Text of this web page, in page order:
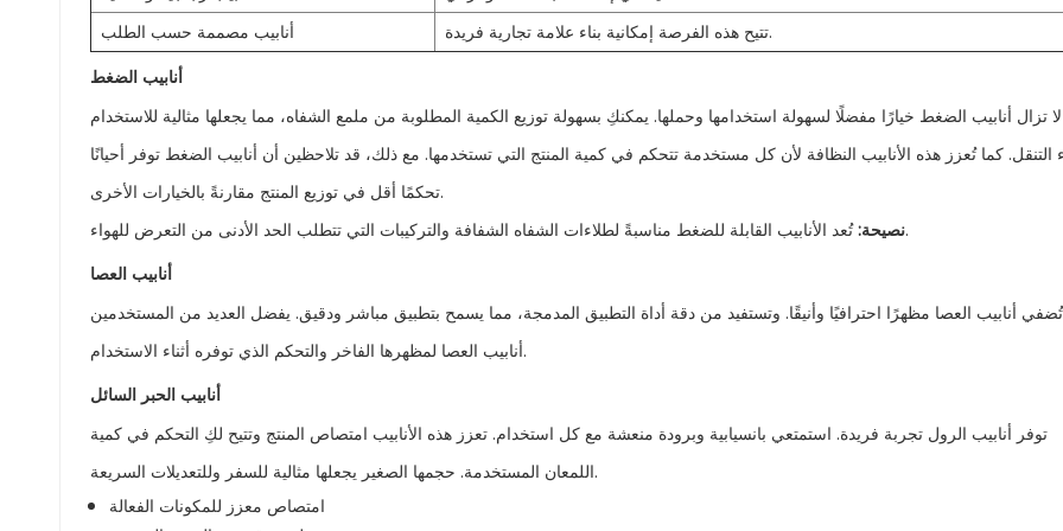
أنابيب مصممة حسب الطلب
تتيح هذه الفرصة إمكانية بناء علامة تجارية فريدة.
أنابيب الضغط
لا تزال أنابيب الضغط خيارًا مفضلًا لسهولة استخدامها وحملها. يمكنكِ بسهولة توزيع الكمية المطلوبة من ملمع الشفاه، مما يجعلها مثالية للاستخدام
التنقل. كما تُعزز هذه الأنابيب النظافة لأن كل مستخدمة تتحكم في كمية المنتج التي تستخدمها. مع ذلك، قد تلاحظين أن أنابيب الضغط توفر أحيانًا
تحكمًا أقل في توزيع المنتج مقارنةً بالخيارات الأخرى.
نصيحة:تُعد الأنابيب القابلة للضغط مناسبةً لطلاءات الشفاه الشفافة والتركيبات التي تتطلب الحد الأدنى من التعرض للهواء.
أنابيب العصا
تُضفي أنابيب العصا مظهرًا احترافيًا وأنيقًا. وتستفيد من دقة أداة التطبيق المدمجة، مما يسمح بتطبيق مباشر ودقيق. يفضل العديد من المستخدمين
أنابيب العصا لمظهرها الفاخر والتحكم الذي توفره أثناء الاستخدام.
أنابيب الحبر السائل
توفر أنابيب الرول تجربة فريدة. استمتعي بانسيابية وبرودة منعشة مع كل استخدام. تعزز هذه الأنابيب امتصاص المنتج وتتيح لكِ التحكم في كمية
اللمعان المستخدمة. حجمها الصغير يجعلها مثالية للسفر وللتعديلات السريعة.
امتصاص معزز للمكونات الفعالة